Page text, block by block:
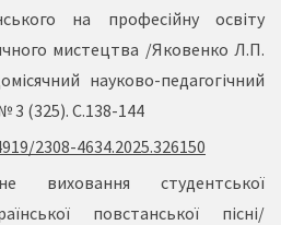
на професійну освіту
мистецтва /Яковенко Л.П.
науково-педагогічний
3 (325). С.138-144
2308-4634.2025.326150
виховання студентської
повстанської пісні/